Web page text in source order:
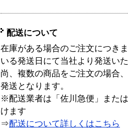
配送について
在庫がある場合のご注文につき
いる発送日にて当社より発送い
尚、複数の商品をご注文の場合
発送となります。
※配送業者は「佐川急便」また
けます
⇒配送について詳しくはこちら